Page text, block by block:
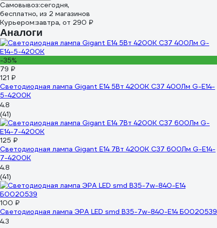
Самовывоз:сегодня,
бесплатно, из 2 магазинов
Курьером:завтра, от 290 ₽
Аналоги
-35%
79 ₽
121 ₽
Светодиодная лампа Gigant E14 5Вт 4200К C37 400Лм G-E14-
5-4200K
4.8
(41)
125 ₽
Светодиодная лампа Gigant E14 7Вт 4200К C37 600Лм G-E14-
7-4200K
4.8
(41)
100 ₽
Светодиодная лампа ЭРА LED smd B35-7w-840-E14 Б0020539
4.3